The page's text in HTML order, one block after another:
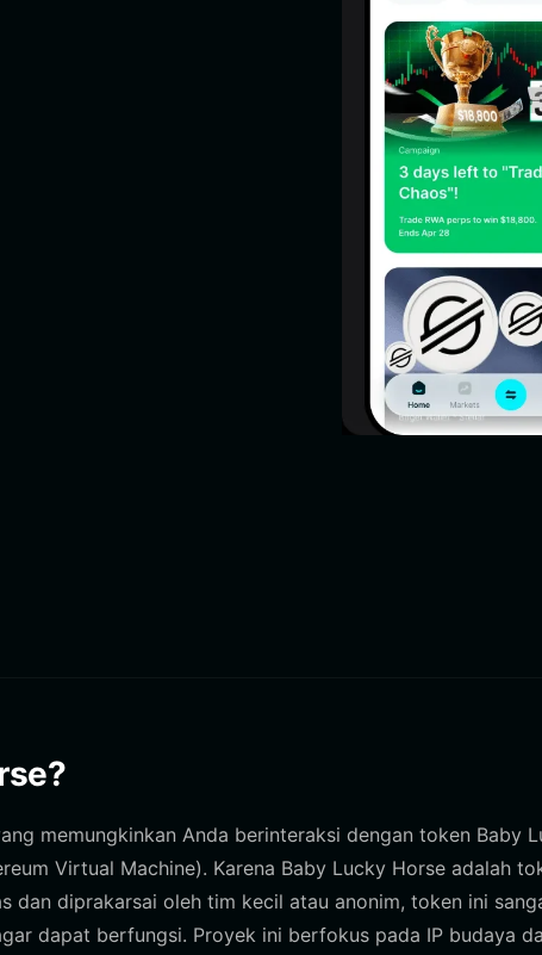
memungkinkan Anda berinteraksi dengan token Baby
Virtual Machine). Karena Baby Lucky Horse adalah
dan diprakarsai oleh tim kecil atau anonim, token ini
dapat berfungsi. Proyek ini berfokus pada IP budaya